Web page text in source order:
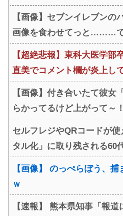
【画像】セブンイレブンの
画像を食わせてっと………
【超絶悲報】東科大医学部
直美でコメント欄が炎上し
【画像】付き合いたて彼女
らかってるけど上がって～
セルフレジやQRコードが
タル化」に取り残される60
【画像】 のっぺらぼう、
ｗ
【速報】 熊本県知事「報